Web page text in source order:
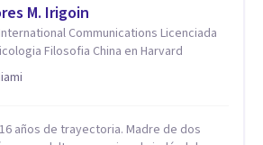
M. Irigoin
Communications Licenciada
en Psicologia Filosofia China en Harvard
años de trayectoria. Madre de dos